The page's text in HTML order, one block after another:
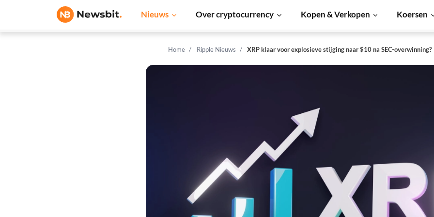
Nieuws Over cryptocurrency Kopen & Verkopen Koersen
Home Ripple Nieuws XRP klaar voor explosieve stijging naar $10 na SEC-overwinning?